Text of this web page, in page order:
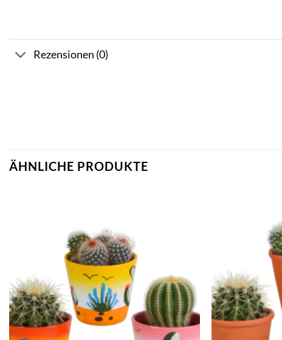
Rezensionen (0)
ÄHNLICHE PRODUKTE